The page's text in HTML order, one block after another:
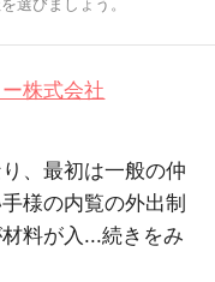
株式会社
、最初は一般の仲
様の内覧の外出制
料が入...続きをみ